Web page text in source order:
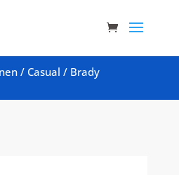
/ Casual / Brady